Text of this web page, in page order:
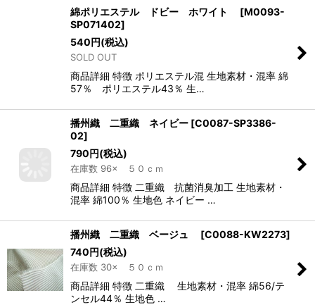
綿ポリエステル ドビー ホワイト [M0093-
SP071402]
540円(税込)
SOLD OUT
商品詳細 特徴 ポリエステル混 生地素材・混率 綿
57％ ポリエステル43％ 生…
播州織 二重織 ネイビー [C0087-SP3386-
02]
790円(税込)
在庫数 96× ５０ｃｍ
商品詳細 特徴 二重織 抗菌消臭加工 生地素材・
混率 綿100％ 生地色 ネイビー …
播州織 二重織 ベージュ [C0088-KW2273]
740円(税込)
在庫数 30× ５０ｃｍ
商品詳細 特徴 二重織 生地素材・混率 綿56/テ
ンセル44％ 生地色 …